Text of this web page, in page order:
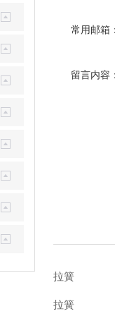
常用邮箱
留言内容
拉簧
拉簧